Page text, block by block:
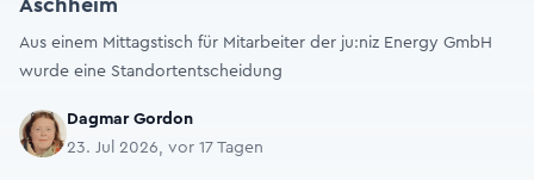
Aschheim
Aus einem Mittagstisch für Mitarbeiter der ju:niz Energy GmbH
wurde eine Standortentscheidung
Dagmar Gordon
23. Jul 2026, vor 17 Tagen